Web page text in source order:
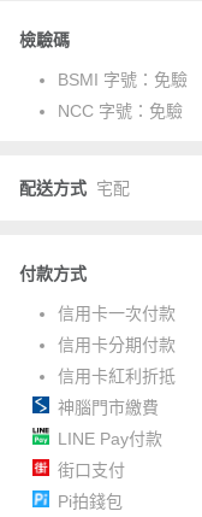
檢驗碼
BSMI 字號： 免驗
NCC 字號： 免驗
配送方式 宅配
付款方式
信用卡一次付款
信用卡分期付款
信用卡紅利折抵
神腦門市繳費
LINE Pay付款
街口支付
Pi拍錢包